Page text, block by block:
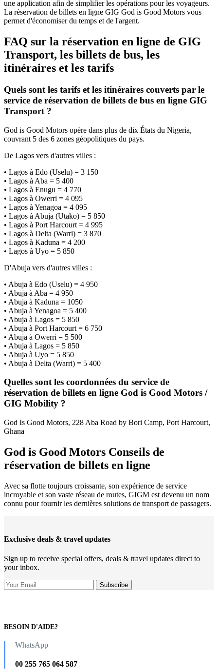
une application afin de simplifier les opérations pour les voyageurs.
La réservation de billets en ligne GIG God is Good Motors vous
permet d'économiser du temps et de l'argent.
FAQ sur la réservation en ligne de GIG
Transport, les billets de bus, les
itinéraires et les tarifs
Quels sont les tarifs et les itinéraires couverts par le
service de réservation de billets de bus en ligne GIG
Transport ?
God is Good Motors opère dans plus de dix États du Nigeria,
couvrant 5 des 6 zones géopolitiques du pays.
De Lagos vers d'autres villes :
• Lagos à Edo (Uselu) = 3 150
• Lagos à Aba = 5 400
• Lagos à Enugu = 4 770
• Lagos à Owerri = 4 095
• Lagos à Yenagoa = 4 095
• Lagos à Abuja (Utako) = 5 850
• Lagos à Port Harcourt = 4 995
• Lagos à Delta (Warri) = 3 870
• Lagos à Kaduna = 4 200
• Lagos à Uyo = 5 850
D'Abuja vers d'autres villes :
• Abuja à Edo (Uselu) = 4 950
• Abuja à Aba = 4 950
• Abuja à Kaduna = 1050
• Abuja à Yenagoa = 5 400
• Abuja à Lagos = 5 850
• Abuja à Port Harcourt = 6 750
• Abuja à Owerri = 5 500
• Abuja à Lagos = 5 850
• Abuja à Uyo = 5 850
• Abuja à Delta (Warri) = 5 400
Quelles sont les coordonnées du service de
réservation de billets en ligne God is Good Motors /
GIG Mobility ?
God Is Good Motors, 228 Aba Road by Bori Camp, Port Harcourt,
Ghana
God is Good Motors Conseils de
réservation de billets en ligne
Avec sa flotte toujours croissante, son expérience de service
incroyable et son vaste réseau de routes, GIGM est devenu un nom
connu pour fournir les dernières solutions de transport de passagers.
Exclusive deals & travel updates
Sign up to receive special offers, deals & travel updates direct to
your inbox.
BESOIN D'AIDE?
WhatsApp
00 255 765 064 587